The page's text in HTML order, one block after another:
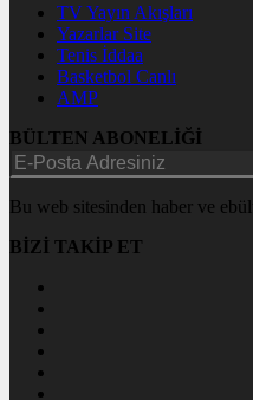
TV Yayın Akışları
Yazarlar Site
Tenis İddaa
Basketbol Canlı
AMP
BÜLTEN ABONELİĞİ
Bu web sitesinden haber ve
BİZİ TAKİP ET